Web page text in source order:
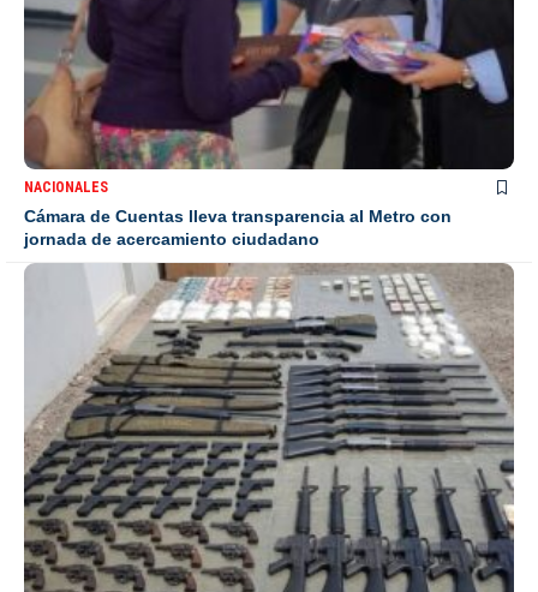
NACIONALES
Cámara de Cuentas lleva transparencia al Metro con
jornada de acercamiento ciudadano